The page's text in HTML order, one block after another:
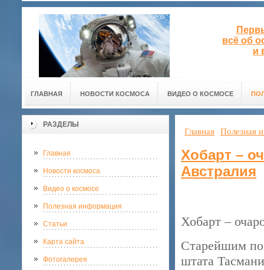
всё об
и
ГЛАВНАЯ НОВОСТИ КОСМОСА ВИДЕО О КОСМОСЕ
РАЗДЕЛЫ
Главная
Новости космоса
Видео о космосе
Полезная информация
Статьи
Карта сайта
Фотогалерея
Главная Полезная
Хобарт –
Австралия
Хобарт –
Старейшим
штата